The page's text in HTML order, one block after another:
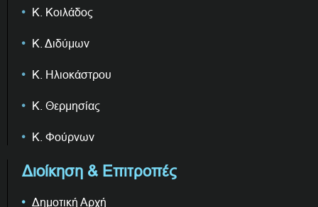
Κ. Κοιλάδος
Κ. Διδύμων
Κ. Ηλιοκάστρου
Κ. Θερμησίας
Κ. Φούρνων
Διοίκηση & Επιτροπές
Δημοτική Αρχή